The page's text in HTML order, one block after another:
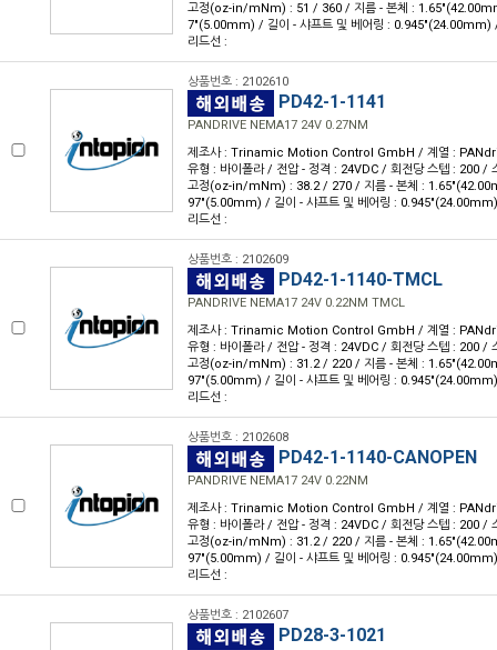
고정(oz-in/mNm) : 51 / 360 / 지름 - 본체 :
7"(5.00mm) / 길이 - 샤프트 및 베어링 : 0.945"(24.00mm)
리드선 :
상품번호 : 2102610
PD42-1-1141
PANDRIVE NEMA17 24V 0.27NM
제조사 : Trinamic Motion Control GmbH / 계열 :
유형 : 바이폴라 / 전압 - 정격 : 24VDC / 회전당 스텝 : 200 /
고정(oz-in/mNm) : 38.2 / 270 / 지름 - 본체 :
97"(5.00mm) / 길이 - 샤프트 및 베어링 :
리드선 :
상품번호 : 2102609
PD42-1-1140-TMCL
PANDRIVE NEMA17 24V 0.22NM TMCL
제조사 : Trinamic Motion Control GmbH / 계열 :
유형 : 바이폴라 / 전압 - 정격 : 24VDC / 회전당 스텝 : 200 /
고정(oz-in/mNm) : 31.2 / 220 / 지름 - 본체 :
97"(5.00mm) / 길이 - 샤프트 및 베어링 :
리드선 :
상품번호 : 2102608
PD42-1-1140-CANOPEN
PANDRIVE NEMA17 24V 0.22NM
제조사 : Trinamic Motion Control GmbH / 계열 :
유형 : 바이폴라 / 전압 - 정격 : 24VDC / 회전당 스텝 : 200 /
고정(oz-in/mNm) : 31.2 / 220 / 지름 - 본체 :
97"(5.00mm) / 길이 - 샤프트 및 베어링 :
리드선 :
상품번호 : 2102607
PD28-3-1021